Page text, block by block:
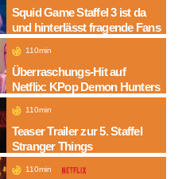
Squid Game Staffel 3 ist da
und hinterlässt fragende Fans
110min
Überraschungs-Hit auf
Netflix: KPop Demon Hunters
110min
Teaser Trailer zur 5. Staffel
Stranger Things
110min